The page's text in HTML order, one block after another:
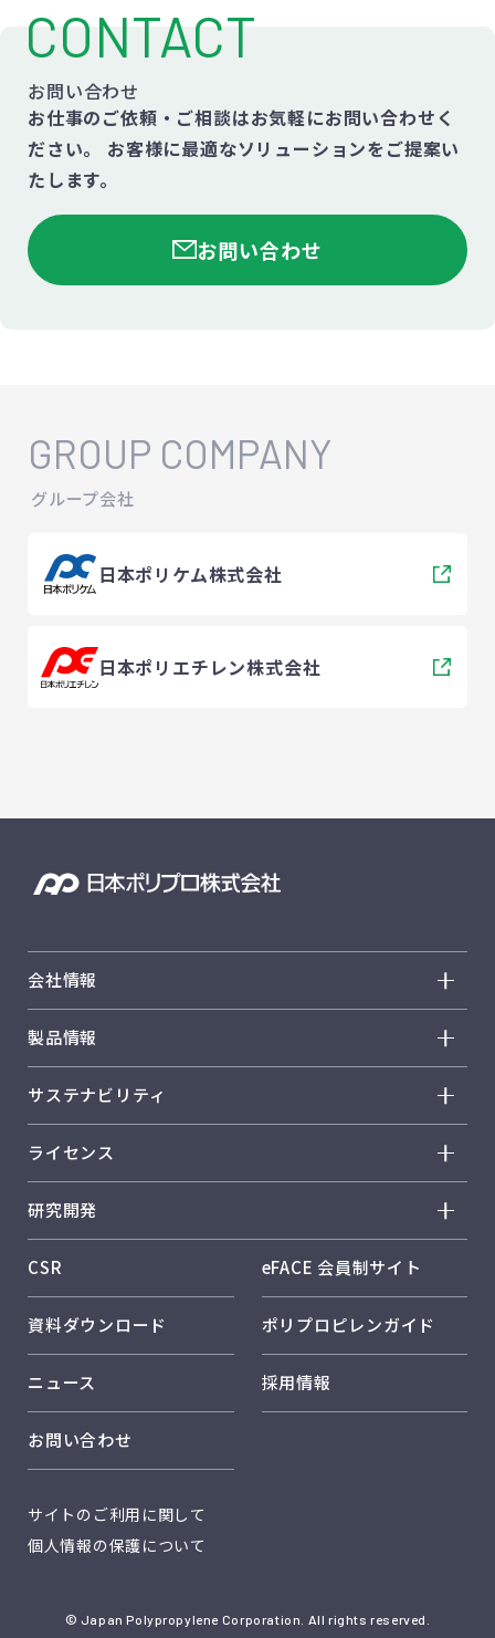
CONTACT
お問い合わせ
お仕事のご依頼・ご相談はお気軽にお問い合わせく
ださい。
お客様に最適なソリューションをご提案い
たします。
お問い合わせ
GROUP COMPANY
グループ会社
日本ポリケム株式会社
日本ポリエチレン株式会社
会社情報
会社情報 トップ
トップメッセージ
経営方針
会社概要
事業概要
製品情報
製品情報 トップ
ノバテック™ PP
ウィンテック™
ウェイマックス™
ファンクスター™
製品用途分野一覧
サステナビリティ
サステナビリティ トップ
トップメッセージ
レスポンシブル・ケア
保安・安全
パフォーマンスデータ
日本ポリプロのソリューション
ライセンス
ライセンス トップ
歴史
製品
技術
研究開発
研究開発 トップ
研究開発方針・戦略
研究体制・研究所紹介
コア技術 メタロセン触媒
コア技術 複合材料設計技術
CSR eFACE 会員制サイト
資料ダウンロード ポリプロピレンガイド
ニュース 採用情報
お問い合わせ
サイトのご利用に関して
個人情報の保護について
© Japan Polypropylene Corporation. All rights reserved.